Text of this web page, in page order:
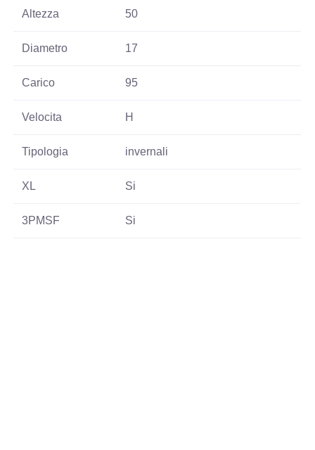
Altezza 50
Diametro 17
Carico 95
Velocita H
Tipologia invernali
XL Si
3PMSF Si